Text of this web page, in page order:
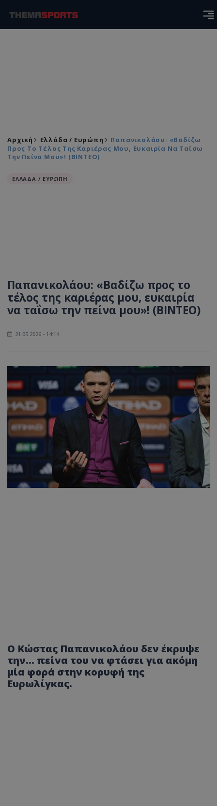
Αρχική Ελλάδα / Ευρώπη
Παπανικολάου: «Βαδίζω
Προς Το Τέλος Της Καριέρας Μου, Ευκαιρία Να Ταΐσω
Την Πείνα Μου»! (ΒΙΝΤΕΟ)
ΕΛΛΑΔΑ / ΕΥΡΩΠΗ
Παπανικολάου: «Βαδίζω προς το
τέλος της καριέρας μου, ευκαιρία
να ταΐσω την πείνα μου»! (ΒΙΝΤΕΟ)
21.05.2026 - 14:14
Ο Κώστας Παπανικολάου δεν έκρυψε
την... πείνα του να φτάσει για ακόμη
μία φορά στην κορυφή της
Ευρωλίγκας.